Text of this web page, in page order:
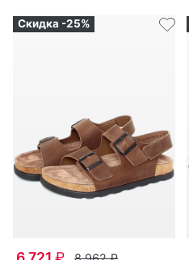
Скидка -25%